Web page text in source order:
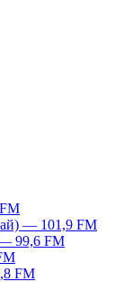
— 101,9 FM
— 99,6 FM
FM